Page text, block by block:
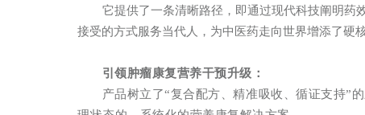
它提供了一条清晰路径，即通过现代科技阐明药
接受的方式服务当代人，为中医药走向世界增添了硬
引领肿瘤康复营养干预升级：
产品树立了“复合配方、精准吸收、循证支持”